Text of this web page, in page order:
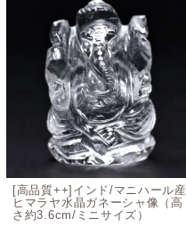
[高品質++]インド/マニハール産
ヒマラヤ水晶ガネーシャ像（高
さ約3.6cm/ミニサイズ）